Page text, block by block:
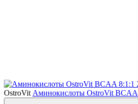
OstroVit Аминокислоты OstroVit BCAA